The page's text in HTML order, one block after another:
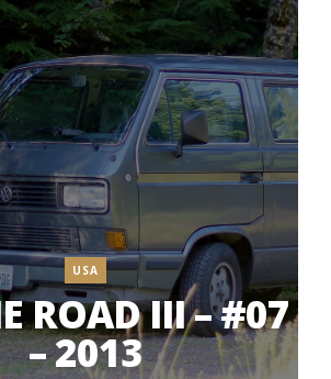
USA
ROAD III – #07
– 2013